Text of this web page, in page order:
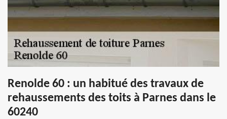
Renolde 60 : un habitué des travaux de
rehaussements des toits à Parnes dans le
60240